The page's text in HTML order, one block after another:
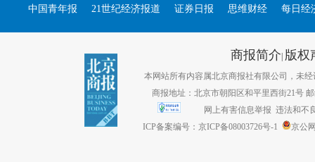
中国青年报 21世纪经济报道 证券日报 思维财经 每日经
商报简介| 版权
本网站所有内容属北京商报社有限公司，未经
商报地址：北京市朝阳区和平里西街21号
网上有害信息举报 违法和不
ICP备案编号：京ICP备08003726号-1
京公